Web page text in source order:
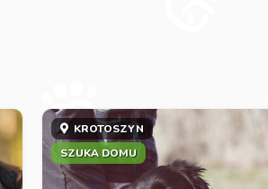
KROTOSZYN
SZUKA DOMU